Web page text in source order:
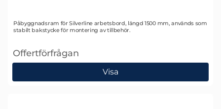
Art. nr 1564
Påbyggnadsram för Silverline arbetsbord, längd 1500 mm, används som
stabilt bakstycke för montering av tillbehör.
Offertförfrågan
, Nyblads AB Silverline Påbyggnadsram 1500 mm
Visa